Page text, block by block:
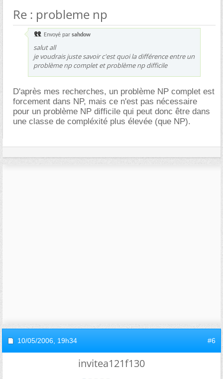
Re : probleme np
Envoyé par sahdow
salut all
je voudrais juste savoir c'est quoi la différence entre un
problème np complet et problème np difficile
D'après mes recherches, un problème NP complet est
forcement dans NP, mais ce n'est pas nécessaire
pour un problème NP difficile qui peut donc être dans
une classe de compléxité plus élevée (que NP).
10/05/2006, 19h34 #6
invitea121f130